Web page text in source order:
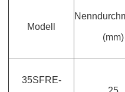
Modell
(mm)
35SFRE-